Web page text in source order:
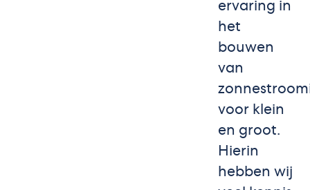
ervaring in
het
bouwen
van
voor klein
en groot.
Hierin
hebben wij